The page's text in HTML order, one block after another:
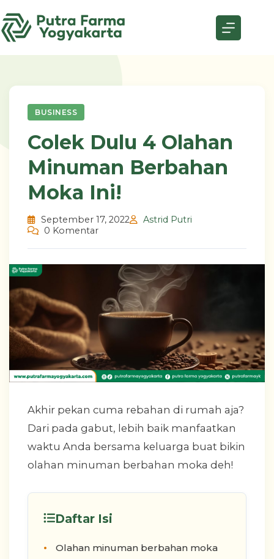
to
content
BUSINESS
Colek Dulu 4 Olahan
Minuman Berbahan
Moka Ini!
September 17, 2022
Astrid Putri
0 Komentar
Akhir pekan cuma rebahan di rumah aja?
Dari pada gabut, lebih baik manfaatkan
waktu Anda bersama keluarga buat bikin
olahan minuman berbahan moka deh!
Daftar Isi
Olahan minuman berbahan moka